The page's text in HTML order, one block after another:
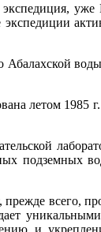
летом
подземных
всего,
и